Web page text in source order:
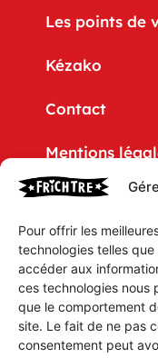
Pour offrir les
technologies telles
accéder aux
ces technologies nous
que le comportement
site. Le fait de ne pas
consentement peut
Les points de
Kézako
Contact
Mentions
Politique de
CGV
Mon compte
Mon Panier